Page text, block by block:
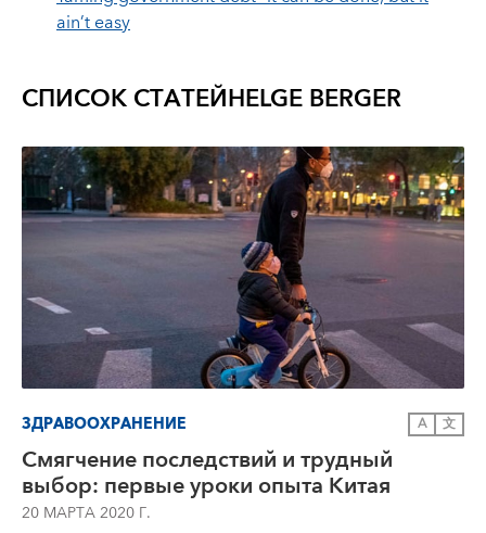
ain’t easy
СПИСОК СТАТЕЙHELGE BERGER
ЗДРАВООХРАНЕНИЕ A 文
Смягчение последствий и трудный
выбор: первые уроки опыта Китая
20 МАРТА 2020 Г.